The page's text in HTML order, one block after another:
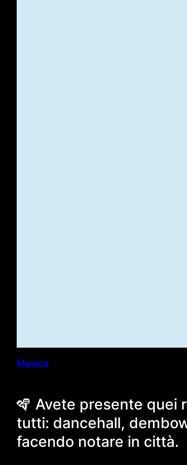
Musica
🪇 Avete presente quei
tutti: dancehall,
facendo notare in città.